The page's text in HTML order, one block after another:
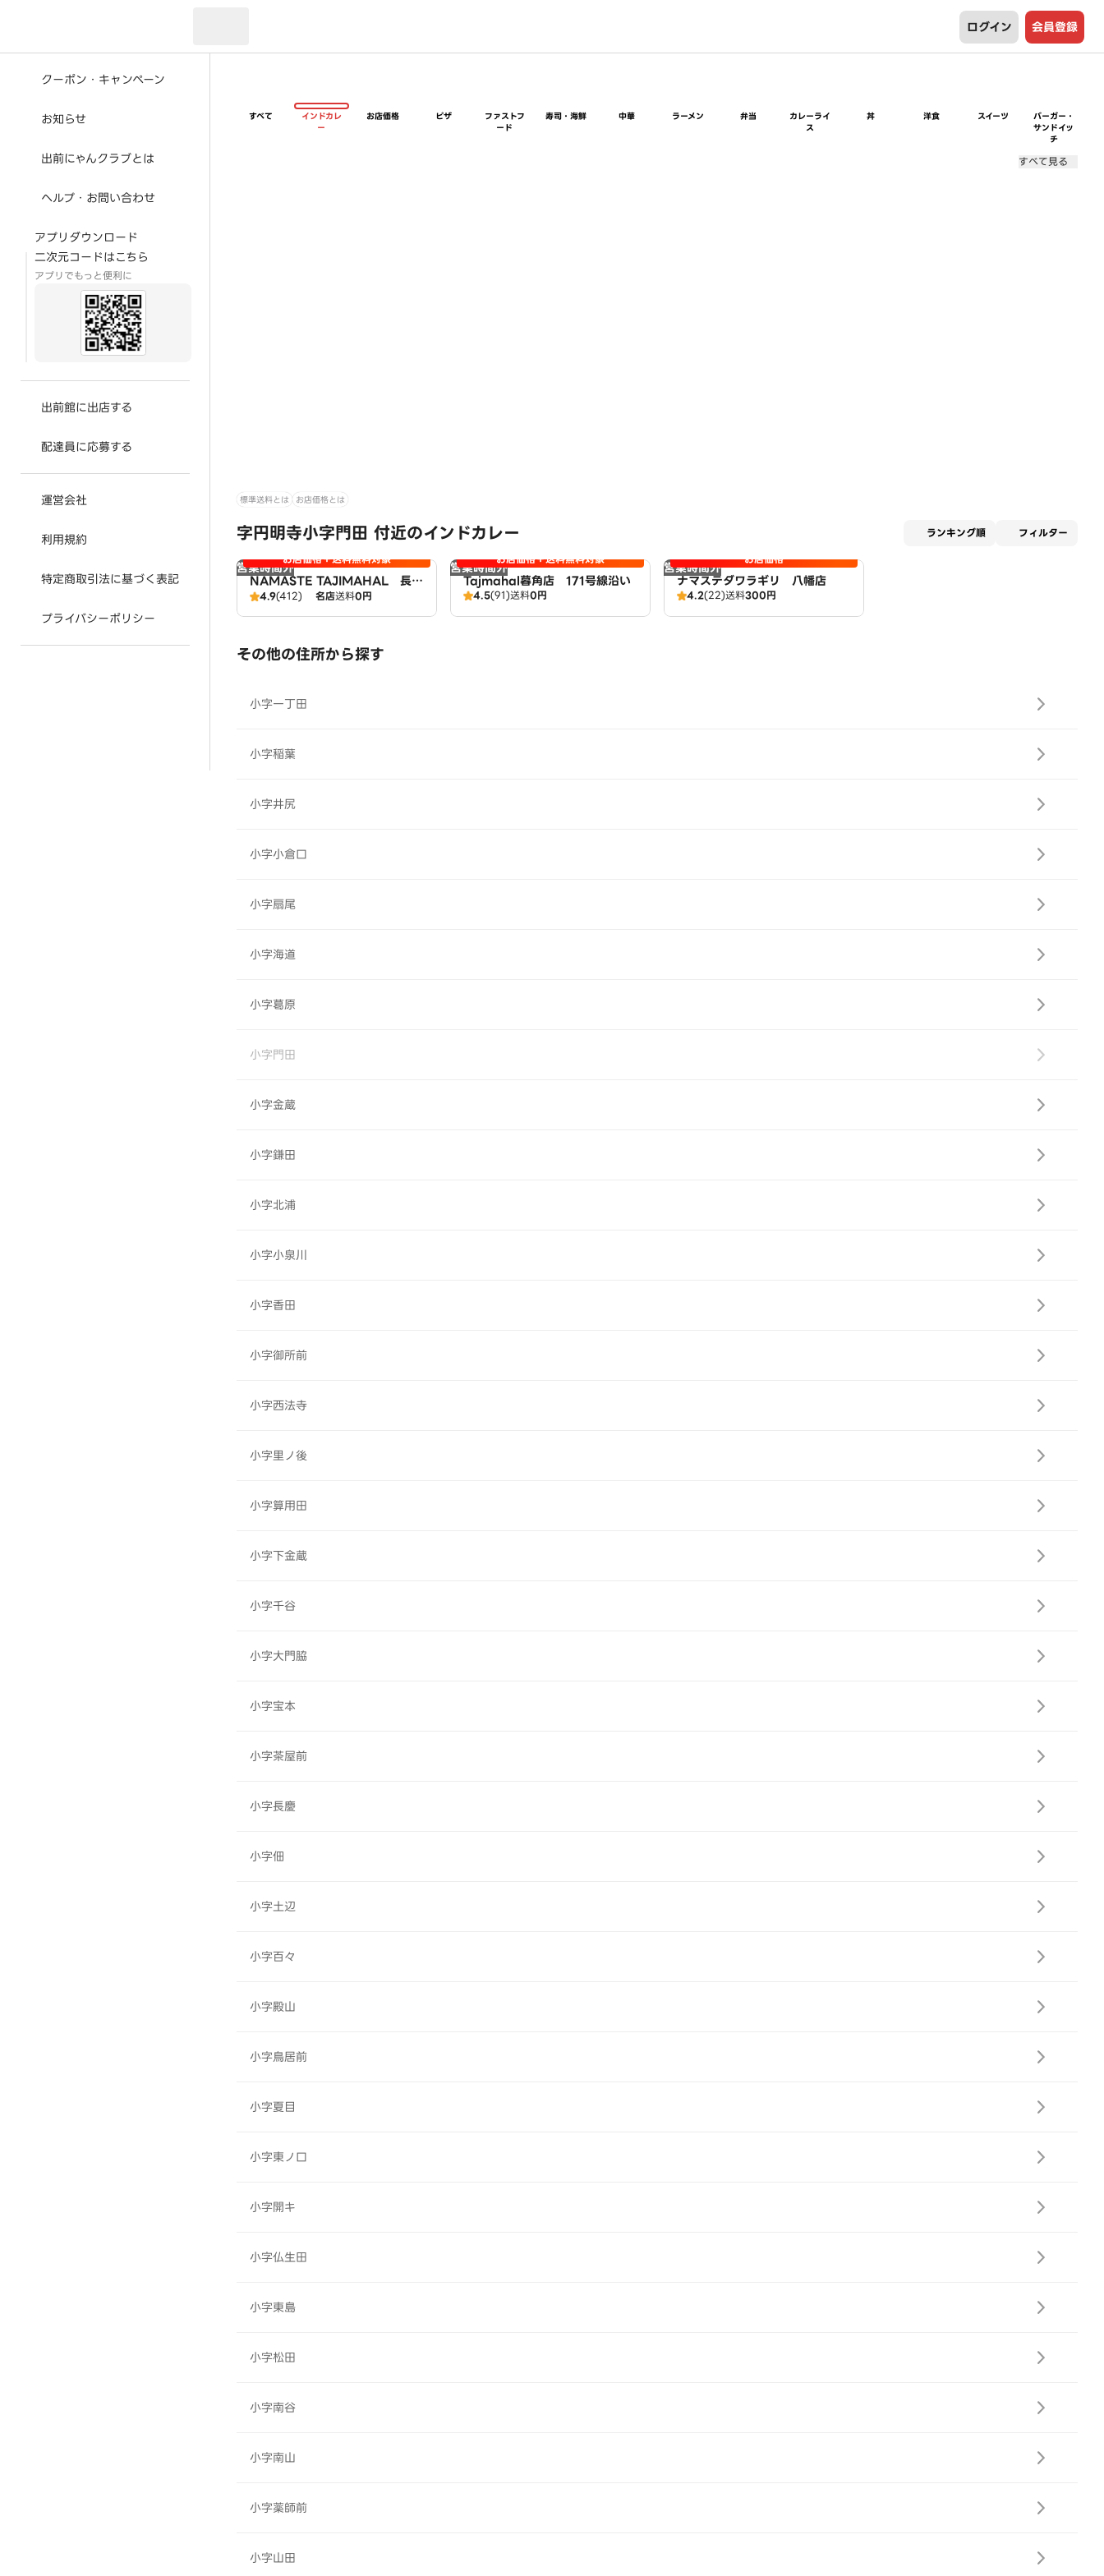
ログイン 会員登録
クーポン・キャンペーン
お知らせ
出前にゃんクラブとは
ヘルプ・お問い合わせ
アプリダウンロード
二次元コードはこちら
アプリでもっと便利に
出前館に出店する
配達員に応募する
運営会社
利用規約
特定商取引法に基づく表記
プライバシーポリシー
すべて
インドカレ
ー
お店価格 ピザ
ファストフ
ード
寿司・海鮮 中華 ラーメン 弁当
カレーライ
ス
丼 洋食 スイーツ
バーガー・
サンドイッ
チ
すべて見る
標準送料とは お店価格とは
字円明寺小字門田 付近のインドカレー ランキング順 フィルター
営業時間外お店価格＋送料無料対象
NAMASTE TAJIMAHAL 長岡
店4.9(412) 名店送料0円
営業時間外お店価格＋送料無料対象
Tajmahal暮角店 171号線沿い
4.5(91)送料0円
営業時間外 お店価格
ナマステダワラギリ 八幡店
4.2(22)送料300円
その他の住所から探す
小字一丁田
小字稲葉
小字井尻
小字小倉口
小字扇尾
小字海道
小字葛原
小字門田
小字金蔵
小字鎌田
小字北浦
小字小泉川
小字香田
小字御所前
小字西法寺
小字里ノ後
小字算用田
小字下金蔵
小字千谷
小字大門脇
小字宝本
小字茶屋前
小字長慶
小字佃
小字土辺
小字百々
小字殿山
小字鳥居前
小字夏目
小字東ノ口
小字開キ
小字仏生田
小字東島
小字松田
小字南谷
小字南山
小字薬師前
小字山田